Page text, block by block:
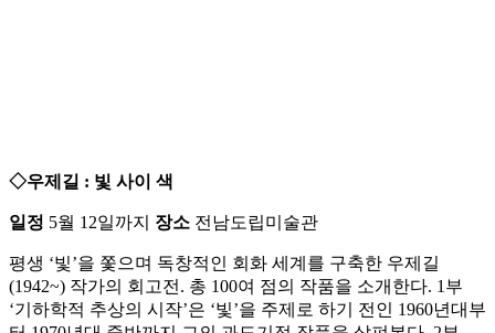
◇우제길 : 빛 사이 색
일정 5월 12일까지 장소 전남도립미술관
평생 ‘빛’을 쫓으며 독창적인 회화 세계를 구축한 우제길
(1942~) 작가의 회고전. 총 100여 점의 작품을 소개한다. 1부
‘기하학적 추상의 시작’은 ‘빛’을 주제로 하기 전인 1960년대부